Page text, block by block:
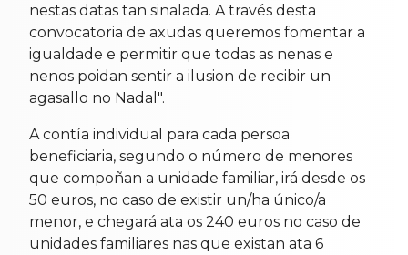
nestas datas tan sinalada. A través desta
convocatoria de axudas queremos fomentar a
igualdade e permitir que todas as nenas e
nenos poidan sentir a ilusion de recibir un
agasallo no Nadal".
A contía individual para cada persoa
beneficiaria, segundo o número de menores
que compoñan a unidade familiar, irá desde os
50 euros, no caso de existir un/ha único/a
menor, e chegará ata os 240 euros no caso de
unidades familiares nas que existan ata 6